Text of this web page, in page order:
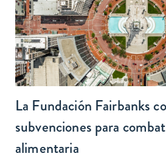
La Fundación Fairbanks
subvenciones para
alimentaria